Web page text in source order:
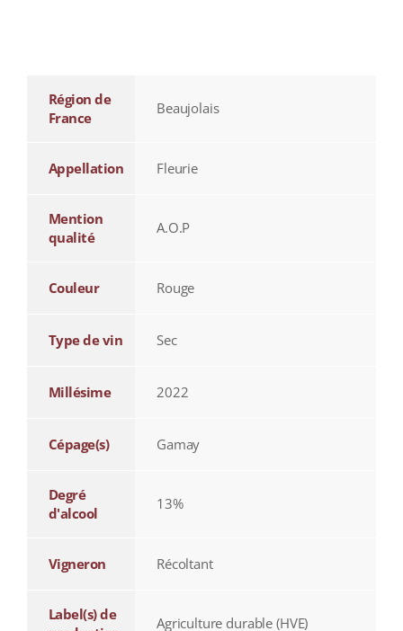
Région de
France
Beaujolais
Appellation Fleurie
Mention
qualité
A.O.P
Couleur Rouge
Type de vin Sec
Millésime 2022
Cépage(s) Gamay
Degré
d'alcool
13%
Vigneron Récoltant
Label(s) de
Agriculture durable (HVE)